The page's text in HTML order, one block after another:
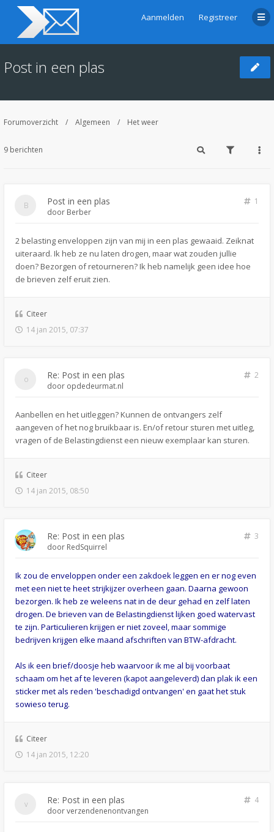
Aanmelden Registreer
Post in een plas
Forumoverzicht Algemeen Het weer
9 berichten
Post in een plas
1
door Berber
2 belasting enveloppen zijn van mij in een plas gewaaid. Zeiknat
uiteraard. Ik heb ze nu laten drogen, maar wat zouden jullie
doen? Bezorgen of retourneren? Ik heb namelijk geen idee hoe
de brieven zelf eruit zien.
Citeer
14 jan 2015, 07:37
Re: Post in een plas
2
door opdedeurmat.nl
Aanbellen en het uitleggen? Kunnen de ontvangers zelf
aangeven of het nog bruikbaar is. En/of retour sturen met uitleg,
vragen of de Belastingdienst een nieuw exemplaar kan sturen.
Citeer
14 jan 2015, 08:50
Re: Post in een plas
3
door RedSquirrel
Ik zou de enveloppen onder een zakdoek leggen en er nog even
met een niet te heet strijkijzer overheen gaan. Daarna gewoon
bezorgen. Ik heb ze weleens nat in de deur gehad en zelf laten
drogen. De brieven van de Belastingdienst lijken goed watervast
te zijn. Particulieren krijgen er niet zoveel, maar sommige
bedrijven krijgen elke maand afschriften van BTW-afdracht.
Als ik een brief/doosje heb waarvoor ik me al bij voorbaat
schaam om het af te leveren (kapot aangeleverd) dan plak ik een
sticker met als reden 'beschadigd ontvangen' en gaat het stuk
sowieso terug.
Citeer
14 jan 2015, 12:20
Re: Post in een plas
4
doorverzendenenontvangen